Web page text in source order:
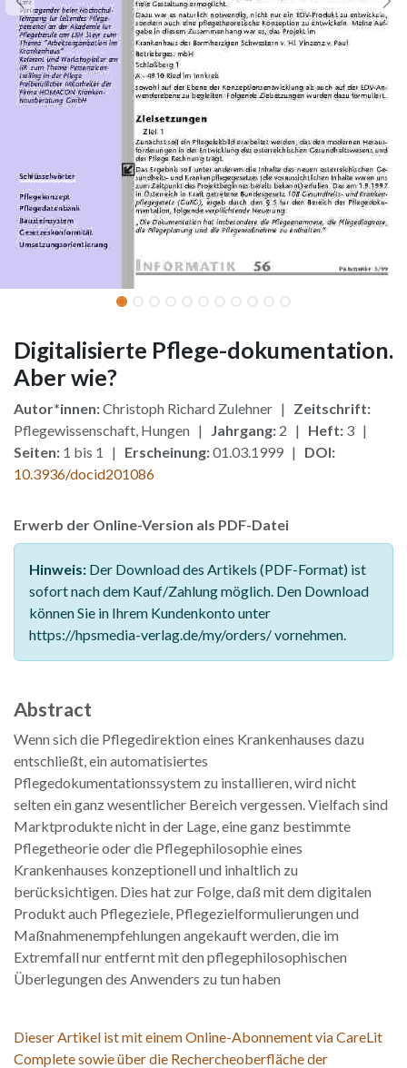
Digitalisierte Pflege-dokumentation.
Aber wie?
Autor*innen:Christoph Richard Zulehner | Zeitschrift:
Pflegewissenschaft, Hungen | Jahrgang: 2 | Heft: 3 |
Seiten: 1 bis 1 | Erscheinung:01.03.1999 | DOI:
10.3936/docid201086
Erwerb der Online-Version als PDF-Datei
Hinweis: Der Download des Artikels (PDF-Format) ist
sofort nach dem Kauf/Zahlung möglich. Den Download
können Sie in Ihrem Kundenkonto unter
https://hpsmedia-verlag.de/my/orders/ vornehmen.
Abstract
Wenn sich die Pflegedirektion eines Krankenhauses dazu
entschließt, ein automatisiertes
Pflegedokumentationssystem zu installieren, wird nicht
selten ein ganz wesentlicher Bereich vergessen. Vielfach sind
Marktprodukte nicht in der Lage, eine ganz bestimmte
Pflegetheorie oder die Pflegephilosophie eines
Krankenhauses konzeptionell und inhaltlich zu
berücksichtigen. Dies hat zur Folge, daß mit dem digitalen
Produkt auch Pflegeziele, Pflegezielformulierungen und
Maßnahmenempfehlungen angekauft werden, die im
Extremfall nur entfernt mit den pflegephilosophischen
Überlegungen des Anwenders zu tun haben
Dieser Artikel ist mit einem Online-Abonnement via CareLit
Complete sowie über die Rechercheoberfläche der